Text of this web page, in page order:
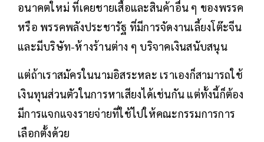
อนาคตใหม่ ที่เคยชายเสื้อและสินค้าอื่น ๆ ของพรรค
หรือ พรรคพลังประชารัฐ ที่มีการจัดงานเลี้ยงโต๊ะจีน
และมีบริษัท-ห้างร้านต่าง ๆ บริจาคเงินสนับสนุน
แต่ถ้าเราสมัครในนามอิสระหละ เราเองก็สามารถใช้
เงินทุนส่วนตัวในการหาเสียงได้เช่นกัน แต่ทั้งนี้ก็ต้อง
มีการแจกแจงรายจ่ายที่ใช้ไปให้คณะกรรมการการ
เลือกตั้งด้วย